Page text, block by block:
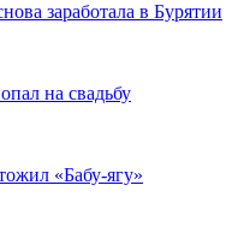
заработала в Бурятии
на свадьбу
«Бабу-ягу»